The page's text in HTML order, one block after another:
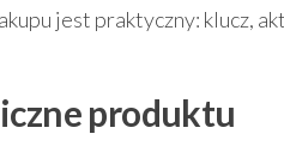
jest praktyczny: klucz,
produktu